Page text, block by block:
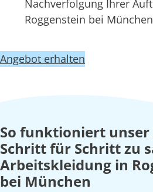
Nachverfolgung Ihrer
Roggenstein bei
Angebot erhalten
So funktioniert unser
Schritt für Schritt zu
Arbeitskleidung in
bei München